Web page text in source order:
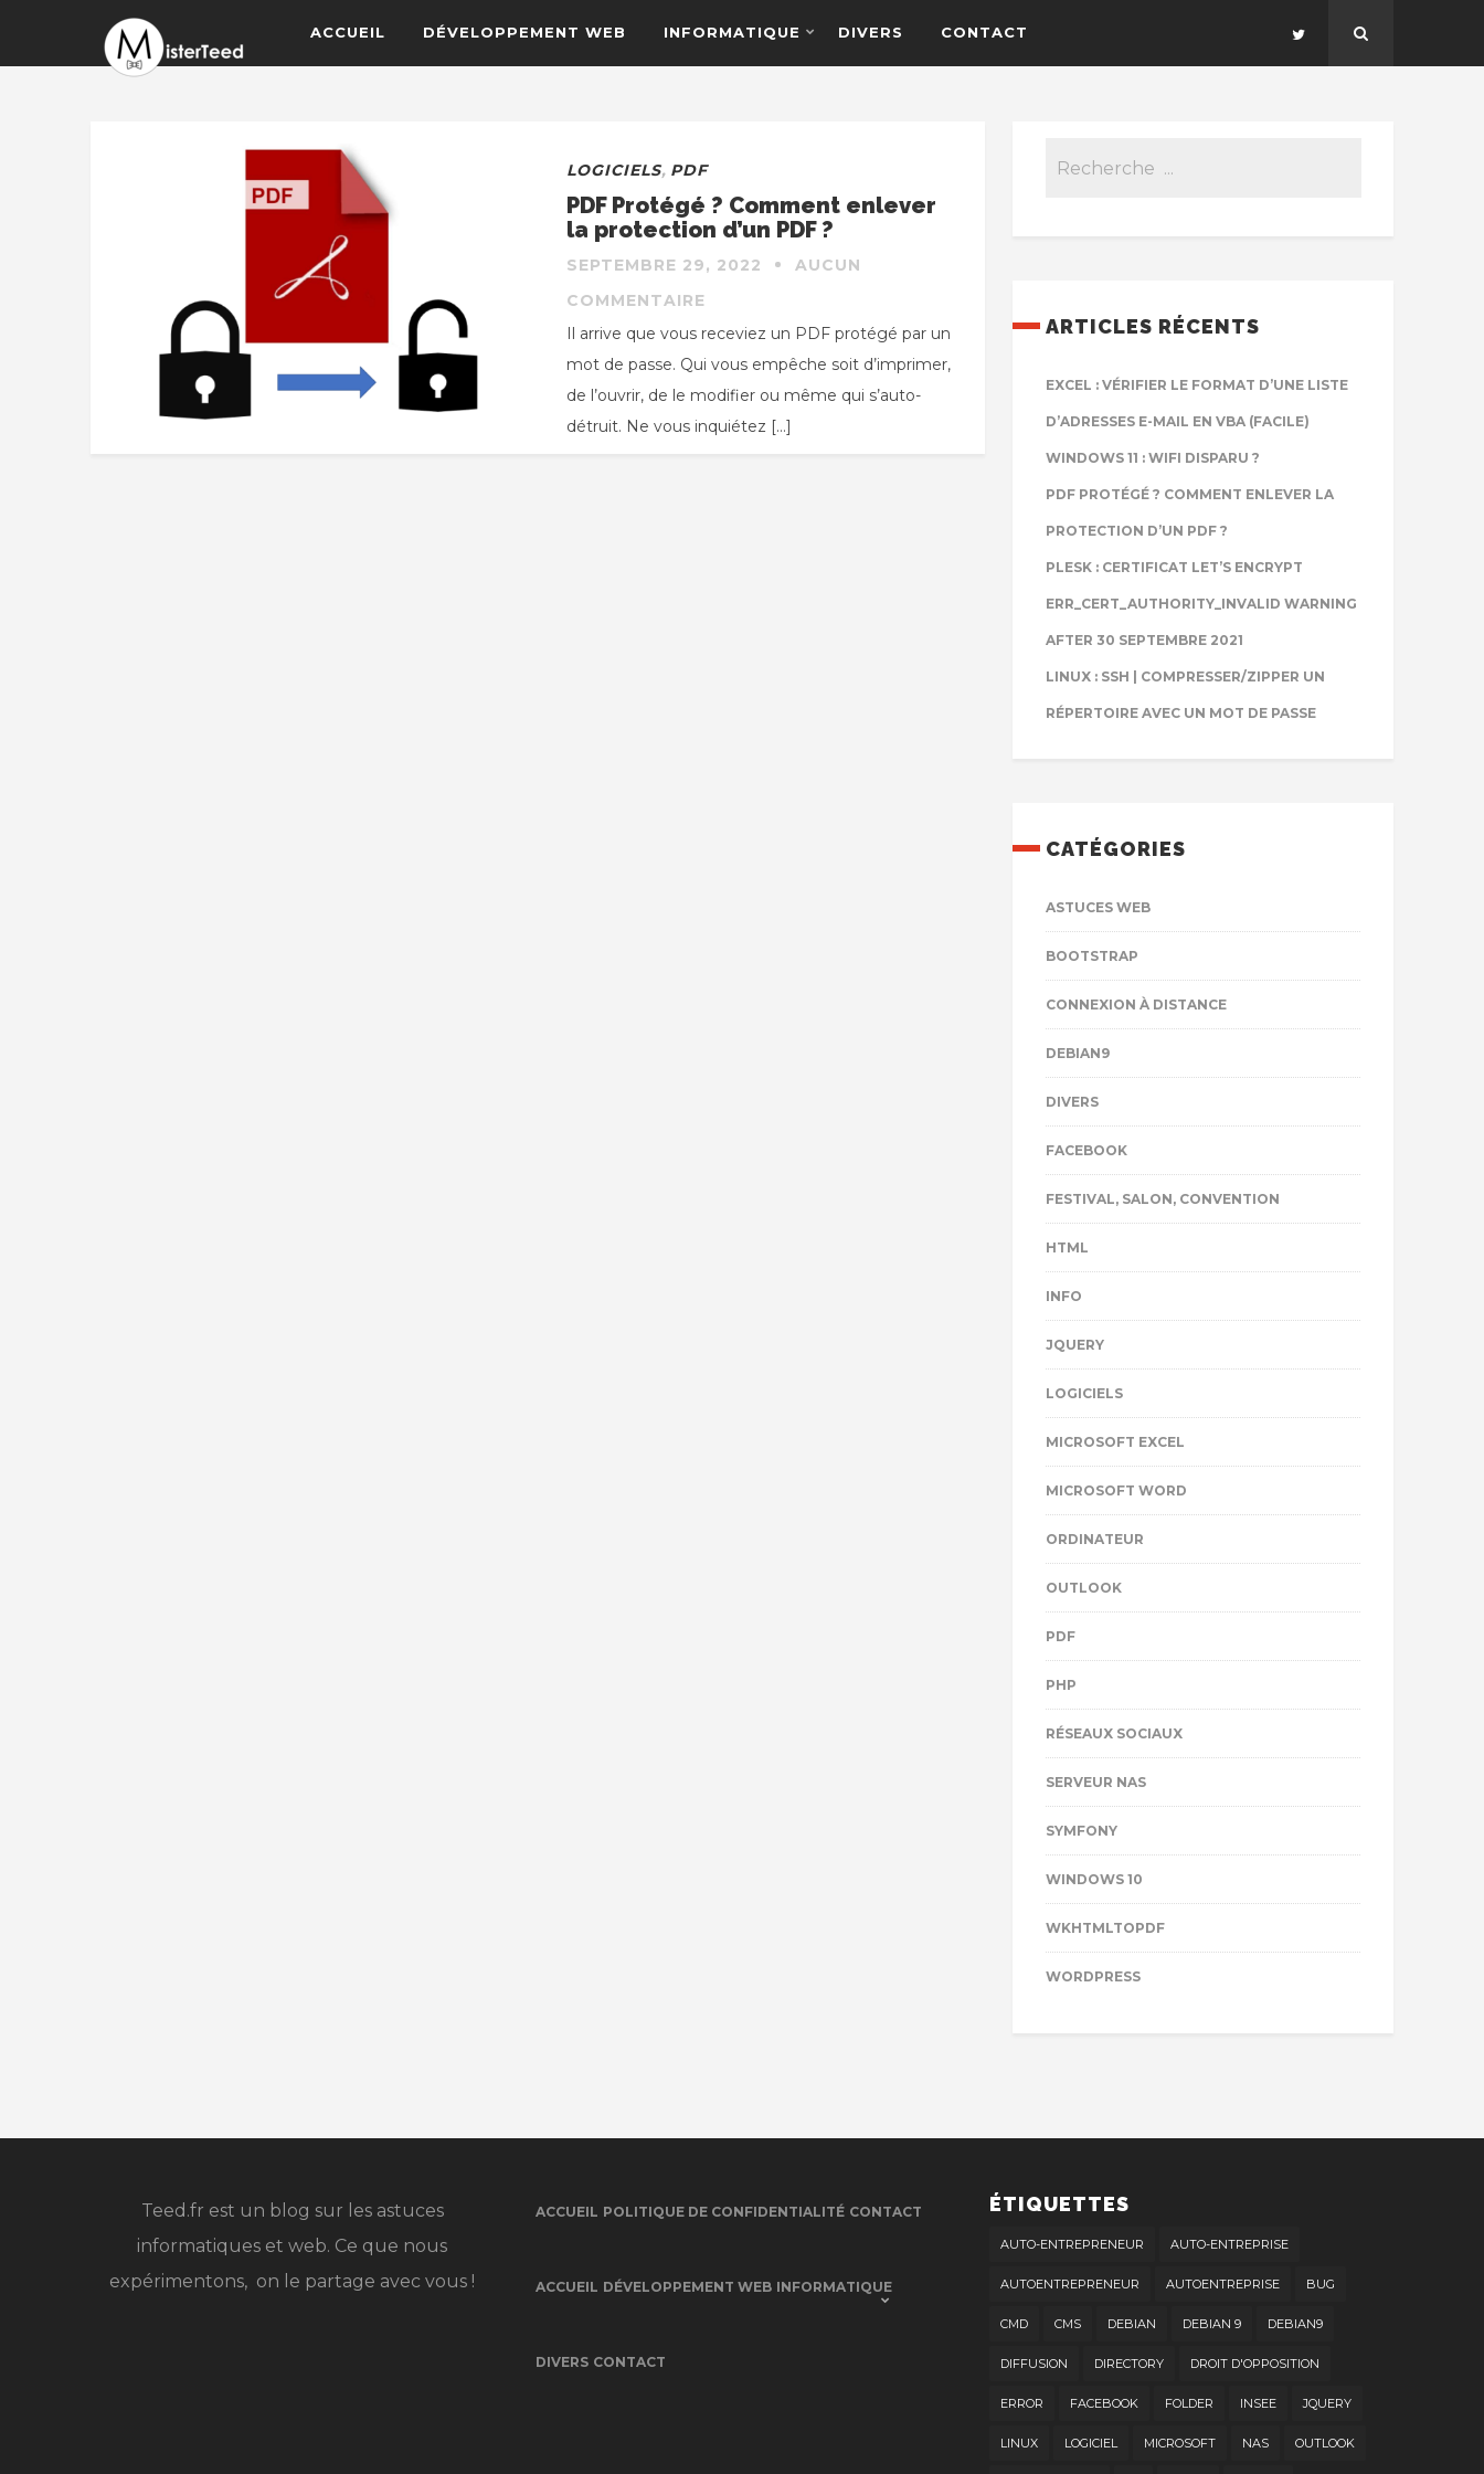
ACCUEIL DÉVELOPPEMENT WEB INFORMATIQUE DIVERS CONTACT
LOGICIELS, PDF
PDF Protégé ? Comment enlever
la protection d’un PDF ?
SEPTEMBRE 29, 2022
AUCUN
COMMENTAIRE
Il arrive que vous receviez un PDF protégé par un
mot de passe. Qui vous empêche soit d’imprimer,
de l’ouvrir, de le modifier ou même qui s’auto-
détruit. Ne vous inquiétez […]
ARTICLES RÉCENTS
EXCEL : VÉRIFIER LE FORMAT D’UNE LISTE
D’ADRESSES E-MAIL EN VBA (FACILE)
WINDOWS 11 : WIFI DISPARU ?
PDF PROTÉGÉ ? COMMENT ENLEVER LA
PROTECTION D’UN PDF ?
PLESK : CERTIFICAT LET’S ENCRYPT
ERR_CERT_AUTHORITY_INVALID WARNING
AFTER 30 SEPTEMBRE 2021
LINUX : SSH | COMPRESSER/ZIPPER UN
RÉPERTOIRE AVEC UN MOT DE PASSE
CATÉGORIES
ASTUCES WEB
BOOTSTRAP
CONNEXION À DISTANCE
DEBIAN9
DIVERS
FACEBOOK
FESTIVAL, SALON, CONVENTION
HTML
INFO
JQUERY
LOGICIELS
MICROSOFT EXCEL
MICROSOFT WORD
ORDINATEUR
OUTLOOK
PDF
PHP
RÉSEAUX SOCIAUX
SERVEUR NAS
SYMFONY
WINDOWS 10
WKHTMLTOPDF
WORDPRESS
Teed.fr est un blog sur les astuces
informatiques et web. Ce que nous
expérimentons, on le partage avec vous !
ACCUEIL POLITIQUE DE CONFIDENTIALITÉ CONTACT
ACCUEIL DÉVELOPPEMENT WEB INFORMATIQUE
DIVERS CONTACT
ÉTIQUETTES
AUTO-ENTREPRENEUR AUTO-ENTREPRISE
AUTOENTREPRENEUR AUTOENTREPRISE BUG
CMD CMS DEBIAN DEBIAN 9 DEBIAN9
DIFFUSION DIRECTORY DROIT D'OPPOSITION
ERROR FACEBOOK FOLDER INSEE JQUERY
LINUX LOGICIEL MICROSOFT NAS OUTLOOK